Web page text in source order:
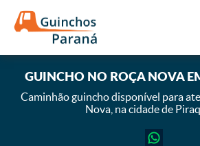
GUINCHONO ROÇA NOVA
Caminhão guincho disponível para
Nova, na cidade de